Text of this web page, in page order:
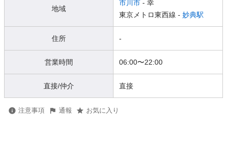
地域
市川市 - 幸
東京メトロ東西線 - 妙典駅
住所 -
営業時間 06:00〜22:00
直接/仲介 直接
注意事項 通報 お気に入り